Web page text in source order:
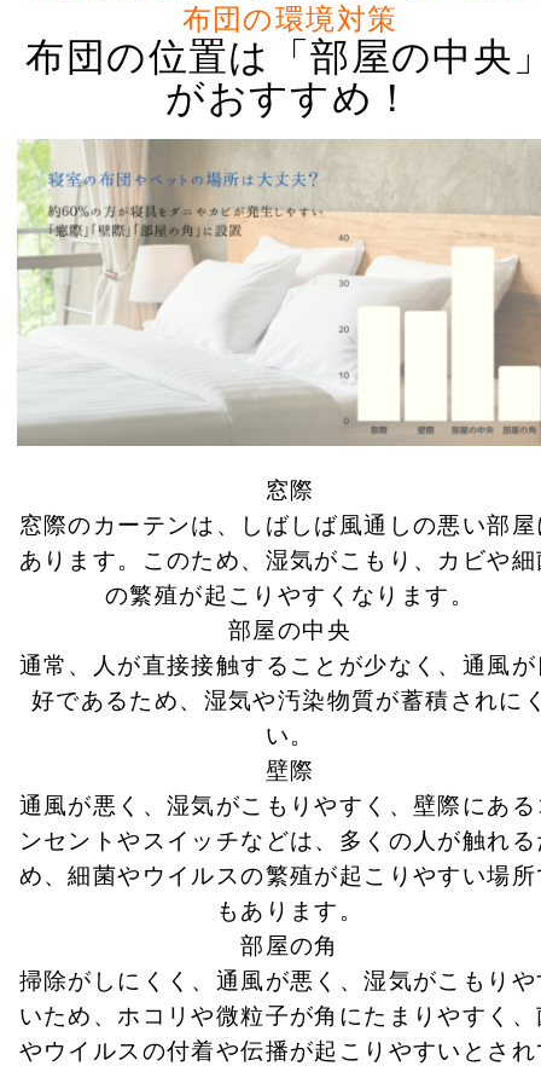
布団の環境対策
布団の位置は「部屋の中央
がおすすめ！
窓際
窓際のカーテンは、しばしば風通しの悪い部屋
あります。このため、湿気がこもり、カビや細
の繁殖が起こりやすくなります。
部屋の中央
通常、人が直接接触することが少なく、通風が
好であるため、湿気や汚染物質が蓄積されに
い。
壁際
通風が悪く、湿気がこもりやすく、壁際にある
ンセントやスイッチなどは、多くの人が触れる
め、細菌やウイルスの繁殖が起こりやすい場所
もあります。
部屋の角
掃除がしにくく、通風が悪く、湿気がこもりや
いため、ホコリや微粒子が角にたまりやすく、
やウイルスの付着や伝播が起こりやすいとされ